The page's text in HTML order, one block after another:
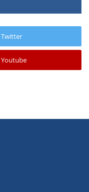
Twitter
Youtube